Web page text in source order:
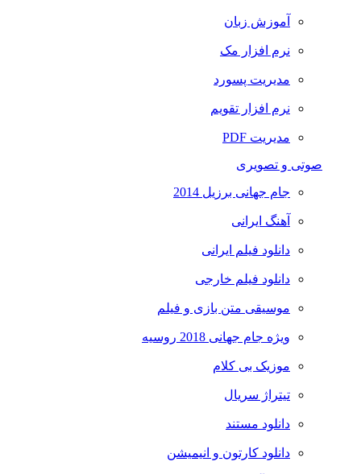
آموزش زبان
نرم افزار مک
مدیریت پسورد
نرم افزار تقویم
مدیریت PDF
صوتی و تصویری
جام جهانی برزیل 2014
آهنگ ایرانی
دانلود فیلم ایرانی
دانلود فیلم خارجی
موسیقی متن بازی و فیلم
ویژه جام جهانی 2018 روسیه
موزیک بی کلام
تیتراژ سریال
دانلود مستند
دانلود کارتون و انیمیشن